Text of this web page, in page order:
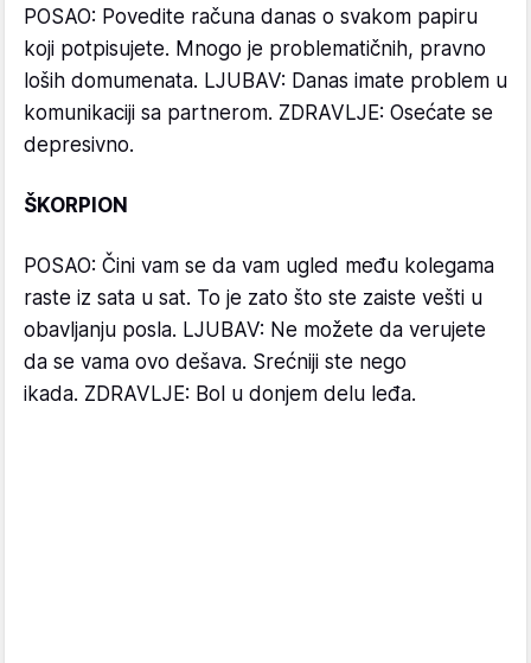
POSAO: Povedite računa danas o svakom papiru
koji potpisujete. Mnogo je problematičnih, pravno
loših domumenata. LJUBAV: Danas imate problem u
komunikaciji sa partnerom. ZDRAVLJE: Osećate se
depresivno.
ŠKORPION
POSAO: Čini vam se da vam ugled među kolegama
raste iz sata u sat. To je zato što ste zaiste vešti u
obavljanju posla. LJUBAV: Ne možete da verujete
da se vama ovo dešava. Srećniji ste nego
ikada. ZDRAVLJE: Bol u donjem delu leđa.